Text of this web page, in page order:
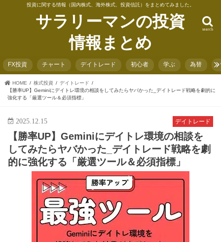
投資に関する情報（国内株式、海外株式、投資信託）をまとめてみました。
サラリーマンの投資
情報まとめ
search
FX投資 チャート デイトレード 初心者 学ぶ 為替
HOME 株式投資
デイトレード
【勝率UP】Geminiにデイトレ環境の相談をしてみたらヤバかった_デイトレード戦略を劇的に
強化する「厳選ツール＆必須指標」
デイトレード
2025.12.15
【勝率UP】Geminiにデイトレ環境の相談を
してみたらヤバかった_デイトレード戦略を劇
的に強化する「厳選ツール＆必須指標」